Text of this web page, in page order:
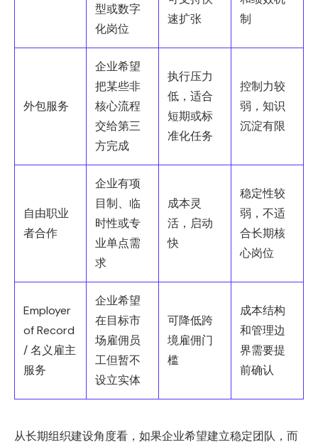
型或数字
化岗位
速扩张
制
外包服务
企业希望
把某些非
核心流程
交给第三
方完成
执行压力
低，适合
短期或标
准化任务
控制力较
弱，知识
沉淀有限
自由职业
者合作
企业有项
目制、临
时性或专
业单点需
求
成本灵
活，启动
快
稳定性较
弱，不适
合长期核
心岗位
Employer
of Record
/ 名义雇主
服务
企业希望
在目标市
场雇佣员
工但暂不
设立实体
可降低跨
境雇佣门
槛
成本结构
和管理边
界需要提
前确认
从长期组织建设角度看，如果企业希望建立稳定团队，而